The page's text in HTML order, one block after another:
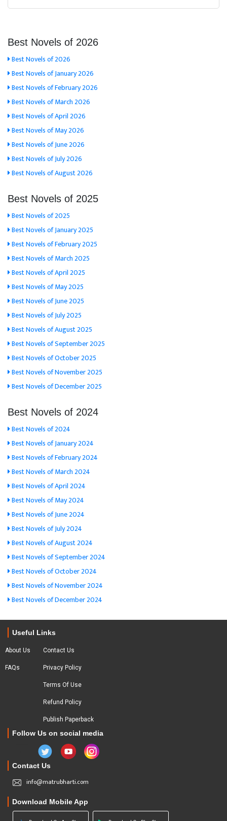
Best Novels of 2026
Best Novels of 2026
Best Novels of January 2026
Best Novels of February 2026
Best Novels of March 2026
Best Novels of April 2026
Best Novels of May 2026
Best Novels of June 2026
Best Novels of July 2026
Best Novels of August 2026
Best Novels of 2025
Best Novels of 2025
Best Novels of January 2025
Best Novels of February 2025
Best Novels of March 2025
Best Novels of April 2025
Best Novels of May 2025
Best Novels of June 2025
Best Novels of July 2025
Best Novels of August 2025
Best Novels of September 2025
Best Novels of October 2025
Best Novels of November 2025
Best Novels of December 2025
Best Novels of 2024
Best Novels of 2024
Best Novels of January 2024
Best Novels of February 2024
Best Novels of March 2024
Best Novels of April 2024
Best Novels of May 2024
Best Novels of June 2024
Best Novels of July 2024
Best Novels of August 2024
Best Novels of September 2024
Best Novels of October 2024
Best Novels of November 2024
Best Novels of December 2024
Useful Links
About Us
FAQs
Contact Us
Privacy Policy
Terms Of Use
Refund Policy
Publish Paperback
Follow Us on social media
Contact Us
info@matrubharti.com
Download Mobile App